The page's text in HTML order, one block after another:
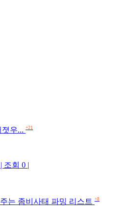
우... +21
조회 0 |
는 좀비사태 파밍 리스트 +8